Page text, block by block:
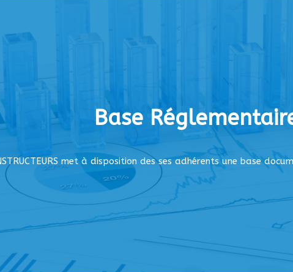
Base
met à disposition des ses adhérents une base